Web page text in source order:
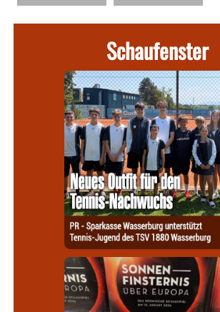
Schaufenster